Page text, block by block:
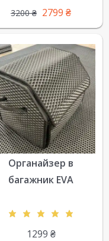
3200₴ 2799 ₴
Органайзер в
багажник EVA
1299 ₴